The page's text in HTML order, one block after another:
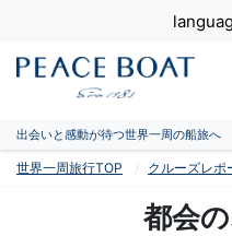
出会いと感動が待つ世界一周の船旅へ
世界一周旅行TOP クルーズレポ
都会